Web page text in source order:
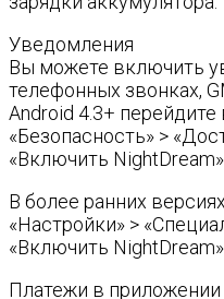
Уведомления
Вы можете включить
телефонных звонках,
Android 4.3+ перейдите
«Безопасность» >
«Включить NightDream».
В более ранних
«Настройки» >
«Включить NightDream».
Платежи в приложении